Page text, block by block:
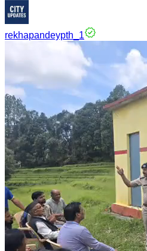
rekhapandeypth_1